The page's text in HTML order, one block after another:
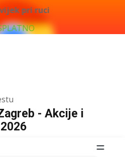
pri ruci
- Akcije i